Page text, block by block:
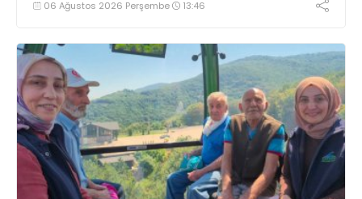
boyunca tezgahlarda taze balık bulmak mümkün
06 Ağustos 2026 Perşembe 13:46